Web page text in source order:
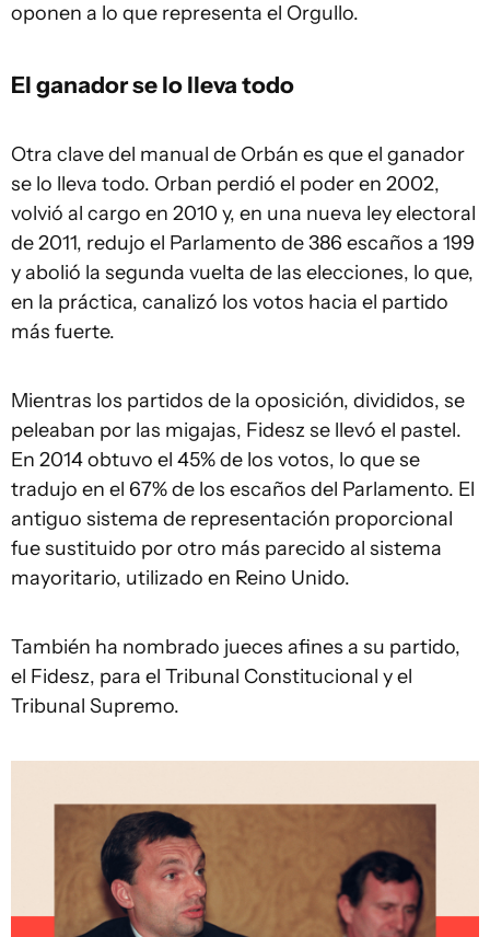
oponen a lo que representa el Orgullo.
El ganador se lo lleva todo
Otra clave del manual de Orbán es que el ganador
se lo lleva todo. Orban perdió el poder en 2002,
volvió al cargo en 2010 y, en una nueva ley electoral
de 2011, redujo el Parlamento de 386 escaños a 199
y abolió la segunda vuelta de las elecciones, lo que,
en la práctica, canalizó los votos hacia el partido
más fuerte.
Mientras los partidos de la oposición, divididos, se
peleaban por las migajas, Fidesz se llevó el pastel.
En 2014 obtuvo el 45% de los votos, lo que se
tradujo en el 67% de los escaños del Parlamento. El
antiguo sistema de representación proporcional
fue sustituido por otro más parecido al sistema
mayoritario, utilizado en Reino Unido.
También ha nombrado jueces afines a su partido,
el Fidesz, para el Tribunal Constitucional y el
Tribunal Supremo.